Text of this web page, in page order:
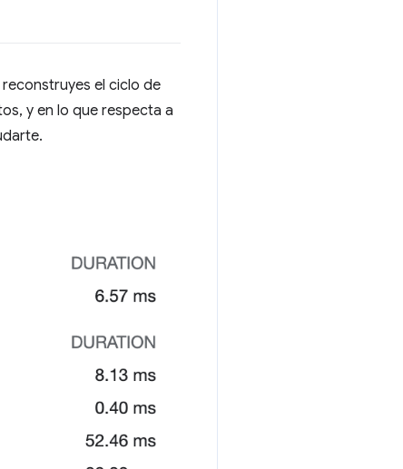
el ciclo de
y en lo que respecta a